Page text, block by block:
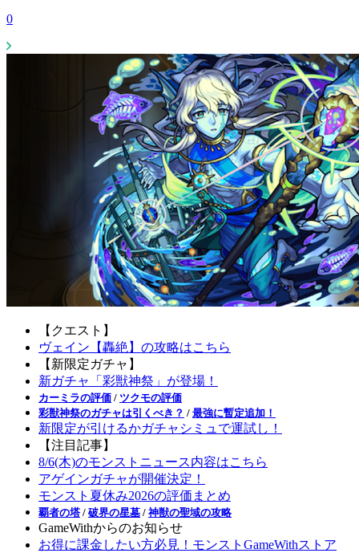
0
【クエスト】
ヴェイン【轟絶】の攻略はこちら
【新限定ガチャ】
新ガチャ「彩獣神祭」が登場！
カーミラの評価 / ツクモの評価
彩獣神祭のガチャは引くべき？ / 最強に暫定追加！
新限定が引けるかガチャシミュで運試し！
【注目記事】
8/6(木)のモンストニュース内容はこちら
アゲインガチャが開催決定！
モンスト夏休み2026の評価まとめ
覇者の塔 / 破界の星墓 / 神獣の聖域の攻略
GameWithからのお知らせ
お得に課金したい方必見！モンストGameWithストア